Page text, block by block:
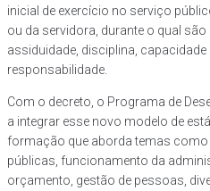
inicial de exercício no serviço
ou da servidora, durante o qual
assiduidade, disciplina,
responsabilidade.
Com o decreto, o Programa de
a integrar esse novo modelo de
formação que aborda temas como
públicas, funcionamento da
orçamento, gestão de pessoas,